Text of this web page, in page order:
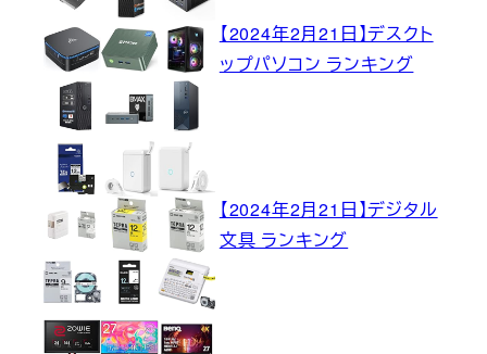
【2024年2月21日】デスクト
ップパソコン ランキング
【2024年2月21日】デジタル
文具 ランキング